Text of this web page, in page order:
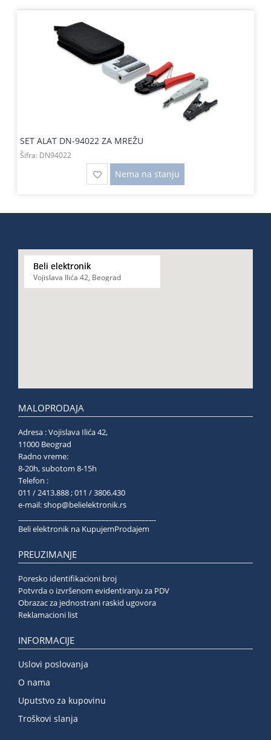
SET ALAT DN-94022 ZA MREŽU
Šifra: DN94022
Nema na stanju
Beli elektronik
Vojislava Ilića 42, Beograd
MALOPRODAJA
Adresa : Vojislava Ilića 42,
11000 Beograd
Radno vreme:
8-20h, subotom 8-15h
Telefon :
011 / 2413.888 ; 011 / 3806.430
e-mail:shop@belielektronik.rs
Beli elektronik na KupujemProdajem
PREUZIMANJE
Poresko identifikacioni broj
Potvrda o izvršenom evidentiranju za PDV
Obrazac za jednostrani raskid ugovora
Reklamacioni list
INFORMACIJE
Uslovi poslovanja
O nama
Uputstvo za kupovinu
Troškovi slanja